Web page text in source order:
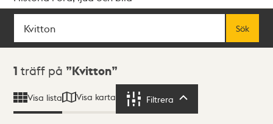
Sök
Sök
Sökresultat
1 träff på Kvitton
Visa lista Visa karta Filtrera